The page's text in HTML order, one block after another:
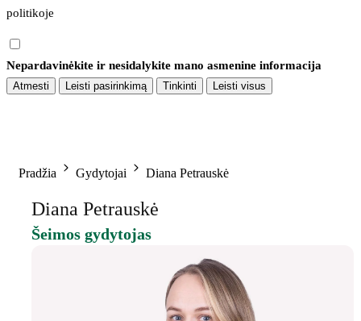
politikoje
Nepardavinėkite ir nesidalykite mano asmenine informacija
Atmesti Leisti pasirinkimą Tinkinti Leisti visus
Pradžia Gydytojai Diana Petrauskė
Diana Petrauskė
Šeimos gydytojas